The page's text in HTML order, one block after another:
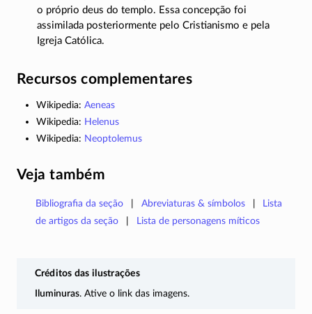
o próprio deus do templo. Essa concepção foi
assimilada posteriormente pelo Cristianismo e pela
Igreja Católica.
Recursos complementares
Wikipedia: Aeneas
Wikipedia: Helenus
Wikipedia: Neoptolemus
Veja também
Bibliografia da seção Abreviaturas & símbolos
Lista
de artigos da seção
Lista de personagens míticos
Créditos das ilustrações
Iluminuras. Ative o link das imagens.